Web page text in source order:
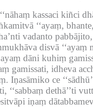
kassaci kiñci
‘‘ayaṃ,
vadanto
disvā
dāni kuhiṃ
gamissati, idheva
Iṇasāmiko ce
‘‘sabbaṃ dethā’’ti
iṇaṃ